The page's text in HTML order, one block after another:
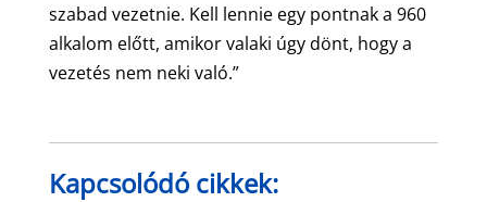
szabad vezetnie. Kell lennie egy pontnak a 960
alkalom előtt, amikor valaki úgy dönt, hogy a
vezetés nem neki való.”
Kapcsolódó cikkek: